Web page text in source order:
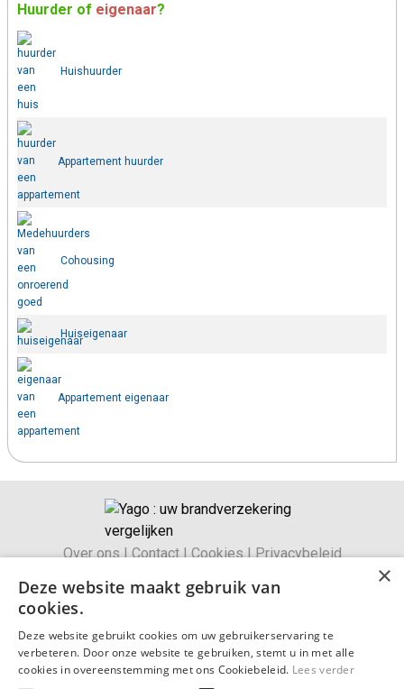
Huurder of eigenaar?
Huishuurder
Appartement huurder
Cohousing
Huiseigenaar
Appartement eigenaar
Over ons|Contact|Cookies|Privacybeleid
Duurzaamheidsbeleid
© 2026 Brandverzekering-simulatie.be
Om uw brandverzekering vergelijken in België.
verzekeringsmakelaar Yago N.V. erkend door
×
Deze website maakt gebruik van
cookies.
Deze website gebruikt cookies om uw gebruikerservaring te
verbeteren. Door onze website te gebruiken, stemt u in met alle
cookies in overeenstemming met ons Cookiebeleid. Lees verder